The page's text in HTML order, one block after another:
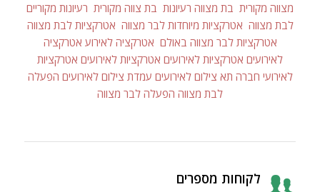
מצווה מקורית בת מצווה רעיונות בת צווה מקורית רעיונות מקוריים
לבת מצווה אטרקציות מיוחדות לבר מצווה אטרקציות לבת מצווה
אטרקציות לבר מצווה באולם אטרקציה לאירוע אטרקציה
לאירועים אטרקציות לאירועים אטרקציות לאירועים אטרקציות
לאירועי חברה תא צילום לאירועים עמדת צילום לאירועים הפעלה
לבת מצווה הפעלה לבר מצווה
לקוחות מספרים